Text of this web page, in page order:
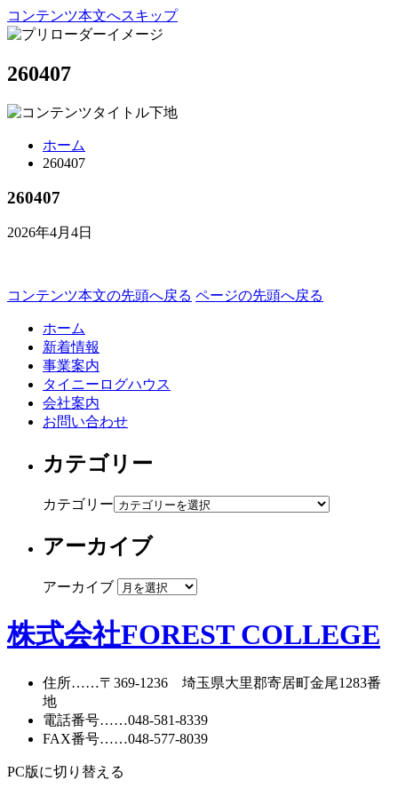
コンテンツ本文へスキップ
260407
ホーム
260407
260407
2026年4月4日
コンテンツ本文の先頭へ戻る ページの先頭へ戻る
ホーム
新着情報
事業案内
タイニーログハウス
会社案内
お問い合わせ
カテゴリー
カテゴリー
アーカイブ
アーカイブ
株式会社FOREST COLLEGE
住所……〒369-1236 埼玉県大里郡寄居町金尾1283番
地
電話番号……048-581-8339
FAX番号……048-577-8039
PC版に切り替える